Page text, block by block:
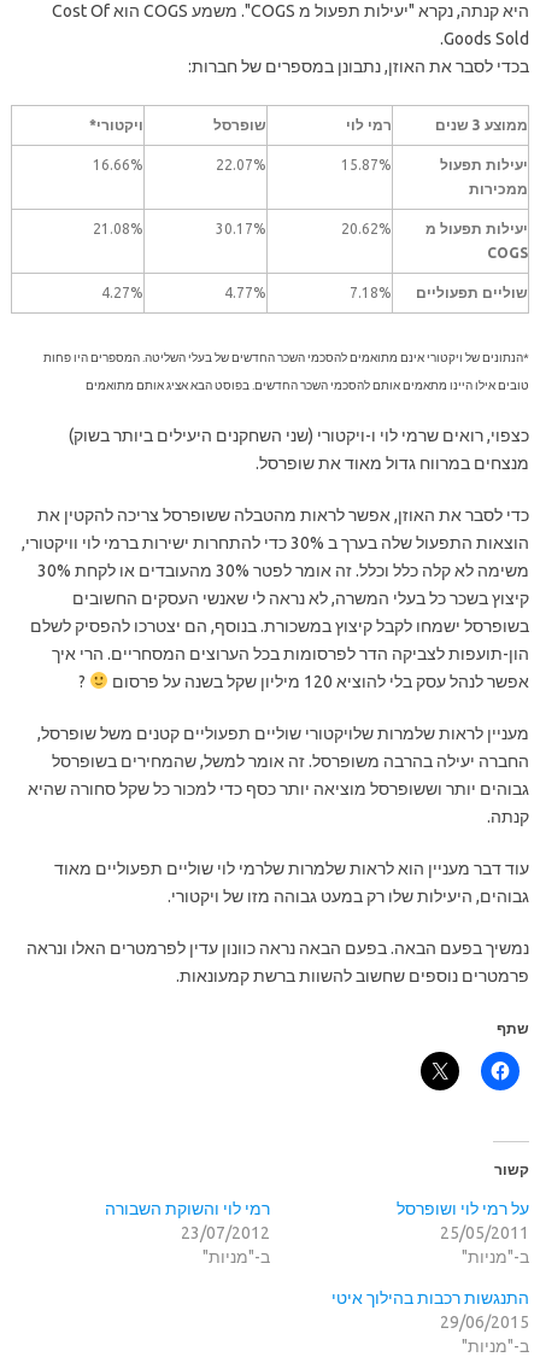
היא קנתה, נקרא "יעילות תפעול מ COGS". משמע COGS הוא Cost Of
Goods Sold.
בכדי לסבר את האוזן, נתבונן במספרים של חברות:
ממוצע 3 שנים רמי לוי שופרסל ויקטורי*
יעילות תפעול
ממכירות
15.87%
22.07%
16.66%
יעילות תפעול מ
COGS
20.62%
30.17%
21.08%
שוליים תפעוליים 7.18%
4.77%
4.27%
*הנתונים של ויקטורי אינם מתואמים להסכמי השכר החדשים של בעלי השליטה. המספרים היו פחות
טובים אילו היינו מתאמים אותם להסכמי השכר החדשים. בפוסט הבא אציג אותם מתואמים
כצפוי, רואים שרמי לוי ו-ויקטורי (שני השחקנים היעילים ביותר בשוק)
מנצחים במרווח גדול מאוד את שופרסל.
כדי לסבר את האוזן, אפשר לראות מהטבלה ששופרסל צריכה להקטין את
הוצאות התפעול שלה בערך ב 30% כדי להתחרות ישירות ברמי לוי וויקטורי,
משימה לא קלה כלל וכלל. זה אומר לפטר 30% מהעובדים או לקחת 30%
קיצוץ בשכר כל בעלי המשרה, לא נראה לי שאנשי העסקים החשובים
בשופרסל ישמחו לקבל קיצוץ במשכורת. בנוסף, הם יצטרכו להפסיק לשלם
הון-תועפות לצביקה הדר לפרסומות בכל הערוצים המסחריים. הרי איך
אפשר לנהל עסק בלי להוציא 120 מיליון שקל בשנה על פרסום
?
מעניין לראות שלמרות שלויקטורי שוליים תפעוליים קטנים משל שופרסל,
החברה יעילה בהרבה משופרסל. זה אומר למשל, שהמחירים בשופרסל
גבוהים יותר וששופרסל מוציאה יותר כסף כדי למכור כל שקל סחורה שהיא
קנתה.
עוד דבר מעניין הוא לראות שלמרות שלרמי לוי שוליים תפעוליים מאוד
גבוהים, היעילות שלו רק במעט גבוהה מזו של ויקטורי.
נמשיך בפעם הבאה. בפעם הבאה נראה כוונון עדין לפרמטרים האלו ונראה
פרמטרים נוספים שחשוב להשוות ברשת קמעונאות.
שתף
קשור
על רמי לוי ושופרסל
25/05/2011
ב-"מניות"
רמי לוי והשוקת השבורה
23/07/2012
ב-"מניות"
התנגשות רכבות בהילוך איטי
29/06/2015
ב-"מניות"